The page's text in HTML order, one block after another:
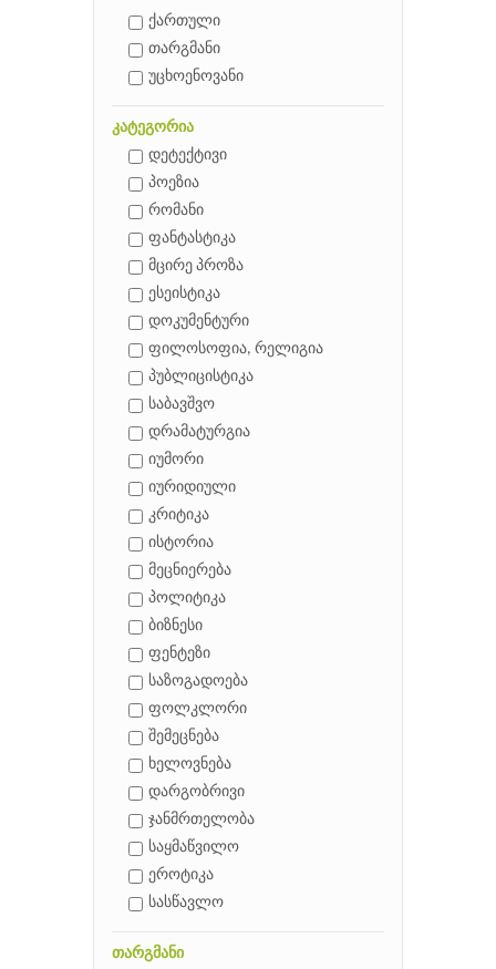
ქართული
თარგმანი
უცხოენოვანი
კატეგორია
დეტექტივი
პოეზია
რომანი
ფანტასტიკა
მცირე პროზა
ესეისტიკა
დოკუმენტური
ფილოსოფია, რელიგია
პუბლიცისტიკა
საბავშვო
დრამატურგია
იუმორი
იურიდიული
კრიტიკა
ისტორია
მეცნიერება
პოლიტიკა
ბიზნესი
ფენტეზი
საზოგადოება
ფოლკლორი
შემეცნება
ხელოვნება
დარგობრივი
ჯანმრთელობა
საყმაწვილო
ეროტიკა
სასწავლო
თარგმანი